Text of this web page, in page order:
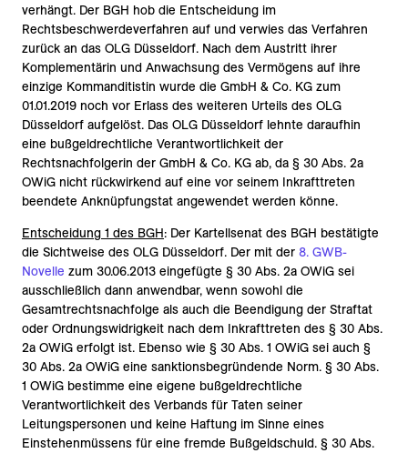
verhängt. Der BGH hob die Entscheidung im
Rechtsbeschwerdeverfahren auf und verwies das Verfahren
zurück an das OLG Düsseldorf. Nach dem Austritt ihrer
Komplementärin und Anwachsung des Vermögens auf ihre
einzige Kommanditistin wurde die GmbH & Co. KG zum
01.01.2019 noch vor Erlass des weiteren Urteils des OLG
Düsseldorf aufgelöst. Das OLG Düsseldorf lehnte daraufhin
eine bußgeldrechtliche Verantwortlichkeit der
Rechtsnachfolgerin der GmbH & Co. KG ab, da § 30 Abs. 2a
OWiG nicht rückwirkend auf eine vor seinem Inkrafttreten
beendete Anknüpfungstat angewendet werden könne.
Entscheidung 1 des BGH: Der Kartellsenat des BGH bestätigte
die Sichtweise des OLG Düsseldorf. Der mit der 8. GWB-
Novelle zum 30.06.2013 eingefügte § 30 Abs. 2a OWiG sei
ausschließlich dann anwendbar, wenn sowohl die
Gesamtrechtsnachfolge als auch die Beendigung der Straftat
oder Ordnungswidrigkeit nach dem Inkrafttreten des § 30 Abs.
2a OWiG erfolgt ist. Ebenso wie § 30 Abs. 1 OWiG sei auch §
30 Abs. 2a OWiG eine sanktionsbegründende Norm. § 30 Abs.
1 OWiG bestimme eine eigene bußgeldrechtliche
Verantwortlichkeit des Verbands für Taten seiner
Leitungspersonen und keine Haftung im Sinne eines
Einstehenmüssens für eine fremde Bußgeldschuld. § 30 Abs.